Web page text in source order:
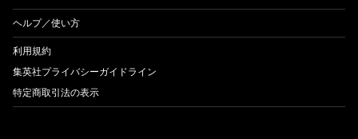
ヘルプ／使い方
利用規約
集英社プライバシーガイドライン
特定商取引法の表示